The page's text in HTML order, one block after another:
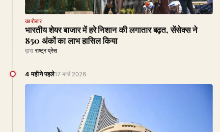
कारोबार
भारतीय शेयर बाजार में हरे निशान की लगातार बढ़त, सेंसेक्स ने
850 अंकों का लाभ हासिल किया
द्वारा राष्ट्र प्रेस
4 महीने पहले17 मार्च 2026